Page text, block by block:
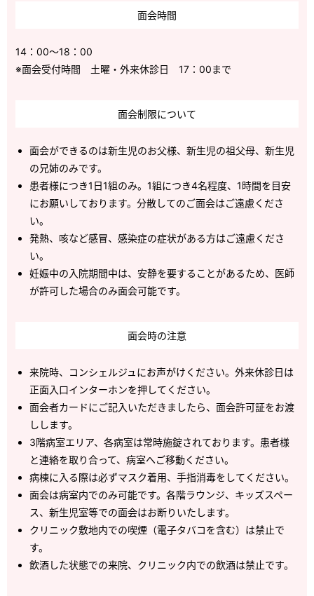
面会時間
14：00～18：00
※面会受付時間 土曜・外来休診日 17：00まで
面会制限について
面会ができるのは新生児のお父様、新生児の祖父母、新生児
の兄姉のみです。
患者様につき1日1組のみ。1組につき4名程度、1時間を目安
にお願いしております。分散してのご面会はご遠慮くださ
い。
発熱、咳など感冒、感染症の症状がある方はご遠慮くださ
い。
妊娠中の入院期間中は、安静を要することがあるため、医師
が許可した場合のみ面会可能です。
面会時の注意
来院時、コンシェルジュにお声がけください。外来休診日は
正面入口インターホンを押してください。
面会者カードにご記入いただきましたら、面会許可証をお渡
しします。
3階病室エリア、各病室は常時施錠されております。患者様
と連絡を取り合って、病室へご移動ください。
病棟に入る際は必ずマスク着用、手指消毒をしてください。
面会は病室内でのみ可能です。各階ラウンジ、キッズスペー
ス、新生児室等での面会はお断りいたします。
クリニック敷地内での喫煙（電子タバコを含む）は禁止で
す。
飲酒した状態での来院、クリニック内での飲酒は禁止です。